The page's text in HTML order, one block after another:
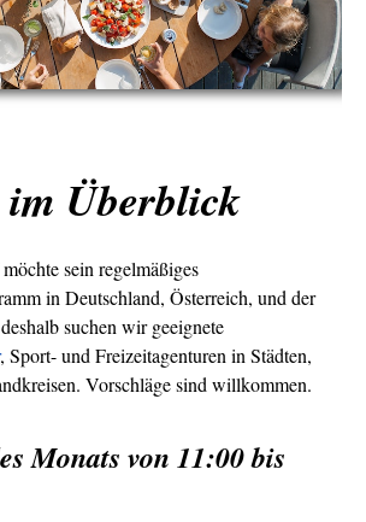
Überblick
sein regelmäßiges
in Deutschland, Österreich, und der
suchen wir geeignete
, Sport- und Freizeitagenturen in Städten,
Vorschläge sind willkommen.
Monats von 11:00 bis